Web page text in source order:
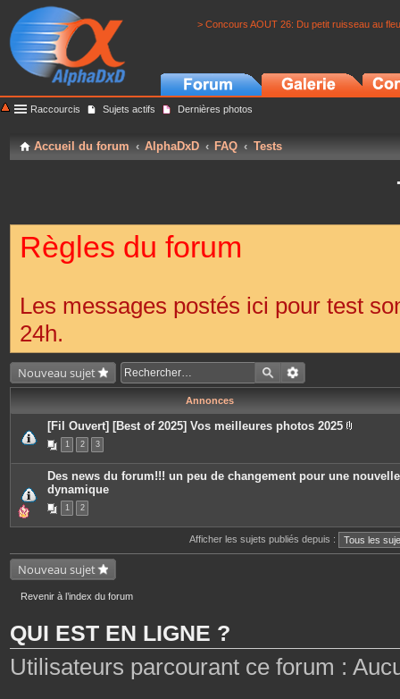
> Concours AOUT 26: Du petit ruisseau au
Raccourcis Sujets actifs Dernières photos
Accueil du forum AlphaDxD FAQ Tests
Règles du forum
Les messages postés ici pour test
24h.
Nouveau sujet
Annonces
[Fil Ouvert] [Best of 2025] Vos meilleures photos 2025
c
e
n
t
e
1 2 3
Des news du forum!!! un peu de changement pour une nouvelle
dynamique
1 2
Afficher les sujets publiés depuis :
Nouveau sujet
Revenir à l’index du forum
QUI EST EN LIGNE ?
Utilisateurs parcourant ce forum :